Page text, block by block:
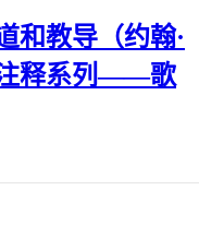
和教导（约翰·
释系列——歌